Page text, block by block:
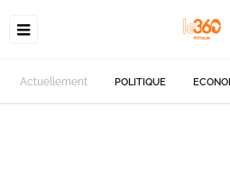
Actuellement POLITIQUE